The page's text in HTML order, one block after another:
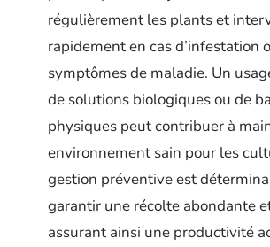
régulièrement les plants et
rapidement en cas d’infestation
symptômes de maladie. Un
de solutions biologiques ou de
physiques peut contribuer à
environnement sain pour les
gestion préventive est
garantir une récolte abondante
assurant ainsi une productivité